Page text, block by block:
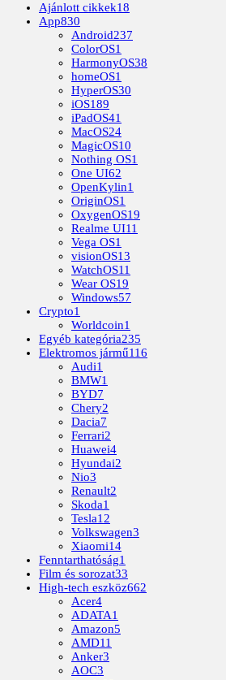
Ajánlott cikkek18
App830
Android237
ColorOS1
HarmonyOS38
homeOS1
HyperOS30
iOS189
iPadOS41
MacOS24
MagicOS10
Nothing OS1
One UI62
OpenKylin1
OriginOS1
OxygenOS19
Realme UI11
Vega OS1
visionOS13
WatchOS11
Wear OS19
Windows57
Crypto1
Worldcoin1
Egyéb kategória235
Elektromos jármű116
Audi1
BMW1
BYD7
Chery2
Dacia7
Ferrari2
Huawei4
Hyundai2
Nio3
Renault2
Skoda1
Tesla12
Volkswagen3
Xiaomi14
Fenntarthatóság1
Film és sorozat33
High-tech eszköz662
Acer4
ADATA1
Amazon5
AMD11
Anker3
AOC3